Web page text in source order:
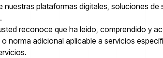
nuestras plataformas digitales, soluciones
reconoce que ha leído, comprendido y
norma adicional aplicable a servicios